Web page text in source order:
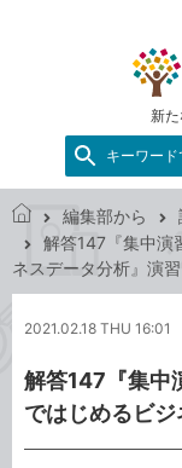
新
キーワー
で
き
ッ
編集部から
解答147『集中演
ネスデータ分析』演
2021.02.18 THU 16:01
解答147『集中
ではじめるビ